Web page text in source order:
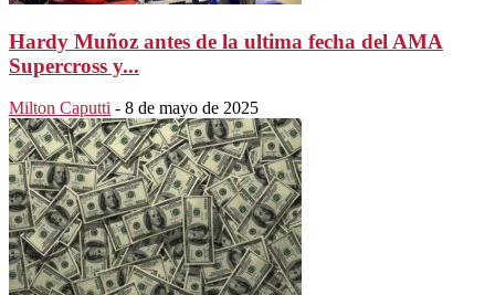
Hardy Muñoz antes de la ultima fecha del AMA
Supercross y...
Milton Caputti - 8 de mayo de 2025